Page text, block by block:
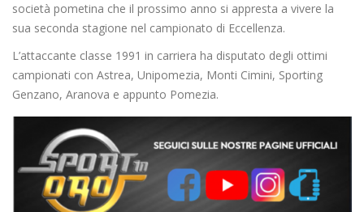
società pometina che il prossimo anno si appresta a vivere la
sua seconda stagione nel campionato di Eccellenza.
L’attaccante classe 1991 in carriera ha disputato degli ottimi
campionati con Astrea, Unipomezia, Monti Cimini, Sporting
Genzano, Aranova e appunto Pomezia.